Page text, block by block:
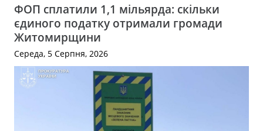
ФОП сплатили 1,1 мільярда: скільки
єдиного податку отримали громади
Житомирщини
Середа, 5 Серпня, 2026